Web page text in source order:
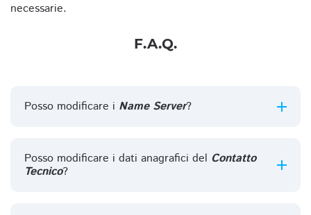
necessarie.
F.A.Q.
Posso modificare i Name Server?
Posso modificare i dati anagrafici del Contatto
Tecnico?